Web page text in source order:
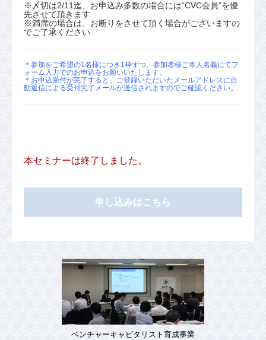
※〆切は2/11迄、お申込み多数の場合には“CVC会員”を優
先させて頂きます
※満席の場合は、お断りをさせて頂く場合がございますの
でご了承ください
＊参加をご希望の1名様につき1枠ずつ、参加者様ご本人名義にてフ
ォーム入力でのお申込をお願いいたします。
＊お申込受付が完了すると、ご登録いただいたメールアドレスに自
動返信による受付完了メールが送信されますのでご確認ください。
本セミナーは終了しました。
申し込みはこちら
ベンチャーキャピタリスト育成事業